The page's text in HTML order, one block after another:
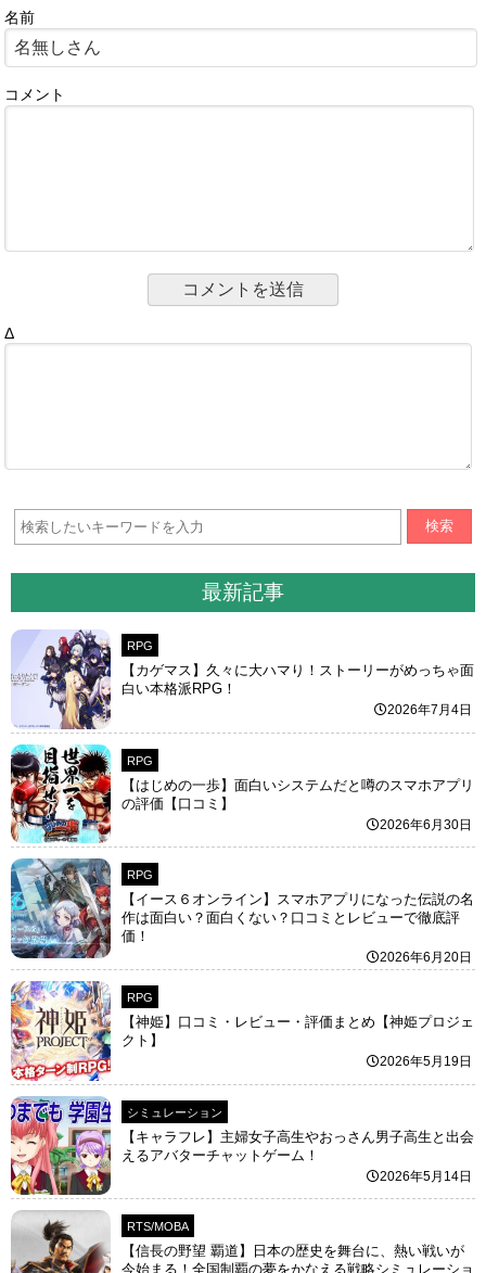
名前
コメント
Δ
検索
最新記事
RPG
【カゲマス】久々に大ハマり！ストーリーがめっちゃ面
白い本格派RPG！
2026年7月4日
RPG
【はじめの一歩】面白いシステムだと噂のスマホアプリ
の評価【口コミ】
2026年6月30日
RPG
【イース６オンライン】スマホアプリになった伝説の名
作は面白い？面白くない？口コミとレビューで徹底評
価！
2026年6月20日
RPG
【神姫】口コミ・レビュー・評価まとめ【神姫プロジェ
クト】
2026年5月19日
シミュレーション
【キャラフレ】主婦女子高生やおっさん男子高生と出会
えるアバターチャットゲーム！
2026年5月14日
RTS/MOBA
【信長の野望 覇道】日本の歴史を舞台に、熱い戦いが
今始まる！全国制覇の夢をかなえる戦略シミュレーショ